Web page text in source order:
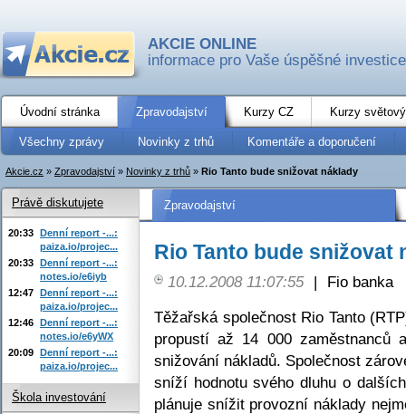
AKCIE ONLINE
informace pro Vaše úspěšné investice
Úvodní stránka Zpravodajství Kurzy CZ Kurzy
Všechny zprávy Novinky z trhů Komentáře a doporučení
Akcie.cz » Zpravodajství » Novinky z trhů » Rio Tanto bude snižovat náklady
Zpravodajství
Rio Tanto bude snižovat
10.12.2008 11:07:55 |
Fio banka
Těžařská společnost Rio Tanto
propustí až 14 000 zaměstnanců
snižování nákladů. Společnost
sníží hodnotu svého dluhu o
plánuje snížit provozní náklady
Právě diskutujete
20:33 Denní report -...:
paiza.io/projec...
20:33 Denní report -...:
notes.io/e6iyb
12:47 Denní report -...:
paiza.io/projec...
12:46 Denní report -...:
notes.io/e6yWX
20:09 Denní report -...:
paiza.io/projec...
Škola investování